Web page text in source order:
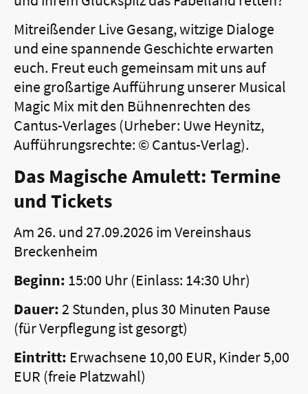
Mitreißender Live Gesang, witzige Dialoge
und eine spannende Geschichte erwarten
euch. Freut euch gemeinsam mit uns auf
eine großartige Aufführung unserer Musical
Magic Mix mit den Bühnenrechten des
Cantus-Verlages (Urheber: Uwe Heynitz,
Aufführungsrechte: © Cantus-Verlag).
Das Magische Amulett: Termine
und Tickets
Am 26. und 27.09.2026 im Vereinshaus
Breckenheim
Beginn: 15:00 Uhr (Einlass: 14:30 Uhr)
Dauer:2 Stunden, plus 30 Minuten Pause
(für Verpflegung ist gesorgt)
Eintritt: Erwachsene 10,00 EUR, Kinder 5,00
EUR (freie Platzwahl)